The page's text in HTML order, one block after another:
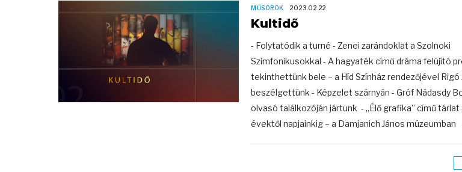
MŰSOROK 2023.02.22
Kultidő
- Folytatódik a turné - Zenei zarándoklat a Szolnoki
Szimfonikusokkal - A hagyaték című dráma felújító
tekinthettünk bele – a Híd Színház rendezőjével
beszélgettünk - Képzelet szárnyán - Gróf Nádasdy
olvasó találkozóján jártunk - „Élő grafika” című tárlat
évektől napjainkig – a Damjanich János múzeumban